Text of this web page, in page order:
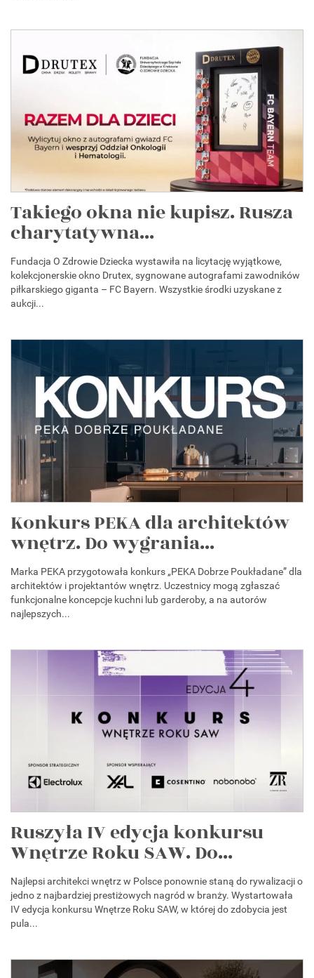
Takiego okna nie kupisz. Rusza
charytatywna...
Fundacja O Zdrowie Dziecka wystawiła na licytację wyjątkowe,
kolekcjonerskie okno Drutex, sygnowane autografami zawodników
piłkarskiego giganta – FC Bayern. Wszystkie środki uzyskane z
aukcji...
Konkurs PEKA dla architektów
wnętrz. Do wygrania...
Marka PEKA przygotowała konkurs „PEKA Dobrze Poukładane” dla
architektów i projektantów wnętrz. Uczestnicy mogą zgłaszać
funkcjonalne koncepcje kuchni lub garderoby, a na autorów
najlepszych...
Ruszyła IV edycja konkursu
Wnętrze Roku SAW. Do...
Najlepsi architekci wnętrz w Polsce ponownie staną do rywalizacji o
jedno z najbardziej prestiżowych nagród w branży. Wystartowała
IV edycja konkursu Wnętrze Roku SAW, w której do zdobycia jest
pula...